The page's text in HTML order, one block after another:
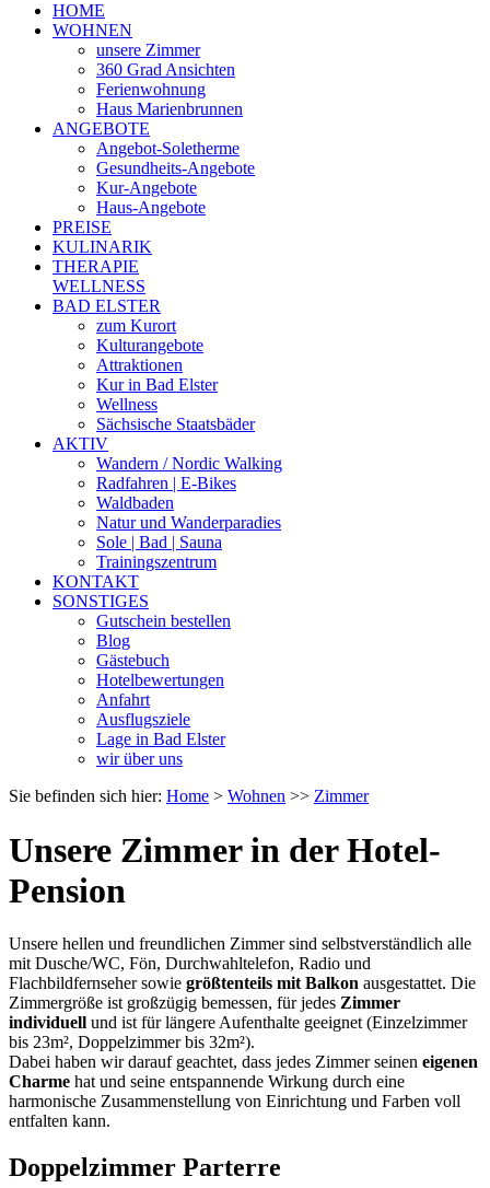
HOME
WOHNEN
unsere Zimmer
360 Grad Ansichten
Ferienwohnung
Haus Marienbrunnen
ANGEBOTE
Angebot-Soletherme
Gesundheits-Angebote
Kur-Angebote
Haus-Angebote
PREISE
KULINARIK
THERAPIE
WELLNESS
BAD ELSTER
zum Kurort
Kulturangebote
Attraktionen
Kur in Bad Elster
Wellness
Sächsische Staatsbäder
AKTIV
Wandern / Nordic Walking
Radfahren | E-Bikes
Waldbaden
Natur und Wanderparadies
Sole | Bad | Sauna
Trainingszentrum
KONTAKT
SONSTIGES
Gutschein bestellen
Blog
Gästebuch
Hotelbewertungen
Anfahrt
Ausflugsziele
Lage in Bad Elster
wir über uns
Sie befinden sich hier: Home > Wohnen >> Zimmer
Unsere Zimmer in der Hotel-
Pension
Unsere hellen und freundlichen Zimmer sind selbstverständlich alle
mit Dusche/WC, Fön, Durchwahltelefon, Radio und
Flachbildfernseher sowie größtenteils mit Balkon ausgestattet. Die
Zimmergröße ist großzügig bemessen, für jedes Zimmer
individuell und ist für längere Aufenthalte geeignet (Einzelzimmer
bis 23m², Doppelzimmer bis 32m²).
Dabei haben wir darauf geachtet, dass jedes Zimmer seinen eigenen
Charme hat und seine entspannende Wirkung durch eine
harmonische Zusammenstellung von Einrichtung und Farben voll
entfalten kann.
Doppelzimmer Parterre